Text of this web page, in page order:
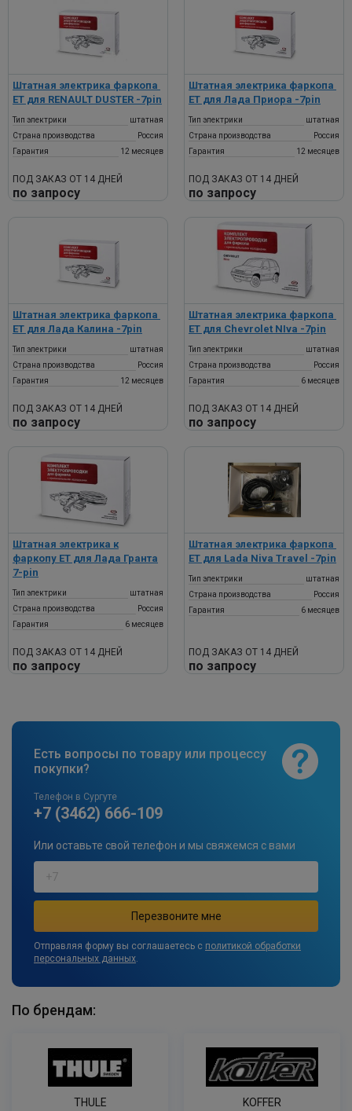
Штатная электрика фаркопа ​
ET для RENAULT DUSTER​ -7pin
Тип электрики
штатная
Страна производства
Россия
Гарантия
12 месяцев
ПОД ЗАКАЗ ОТ 14 ДНЕЙ
по запросу
Штатная электрика фаркопа ​
ET для Лада Приора -7pin
Тип электрики
штатная
Страна производства
Россия
Гарантия
12 месяцев
ПОД ЗАКАЗ ОТ 14 ДНЕЙ
по запросу
Штатная электрика фаркопа ​
ET для Лада Калина​ -7pin
Тип электрики
штатная
Страна производства
Россия
Гарантия
12 месяцев
ПОД ЗАКАЗ ОТ 14 ДНЕЙ
по запросу
Штатная электрика фаркопа ​
ET для Chevrolet NIva​ -7pin
Тип электрики
штатная
Страна производства
Россия
Гарантия
6 месяцев
ПОД ЗАКАЗ ОТ 14 ДНЕЙ
по запросу
Штатная электрика к
фаркопу ЕТ для Лада Гранта
7-pin
Тип электрики
штатная
Страна производства
Россия
Гарантия
6 месяцев
ПОД ЗАКАЗ ОТ 14 ДНЕЙ
по запросу
Штатная электрика фаркопа ​
ET для Lada Niva Travel​ -7pin
Тип электрики
штатная
Страна производства
Россия
Гарантия
6 месяцев
ПОД ЗАКАЗ ОТ 14 ДНЕЙ
по запросу
Есть вопросы по товару или процессу
покупки?
Телефон в Сургуте
+7 (3462) 666-109
Или оставьте свой телефон и мы свяжемся с вами
Отправляя форму вы соглашаетесь с политикой обработки
персональных данных.
По брендам:
THULE KOFFER